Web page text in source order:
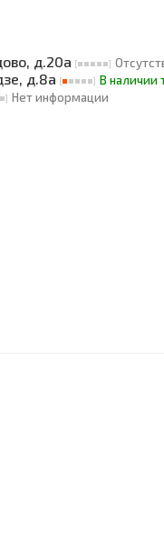
д.20а
д.8а В наличии
Нет информации